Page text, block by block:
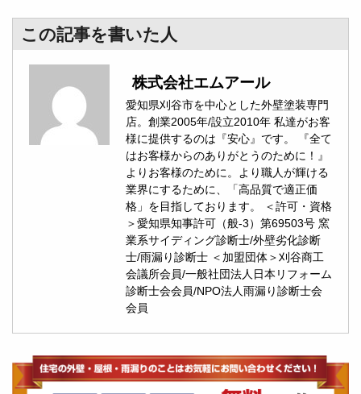
この記事を書いた人
株式会社エムアール
愛知県刈谷市を中心とした外壁塗装専門
店。創業2005年/設立2010年 私達がお客
様に提供するのは『安心』です。 『全て
はお客様からのありがとうのために！』
よりお客様のために。より職人が輝ける
業界にするために、「高品質で適正価
格」を目指しております。 ＜許可・資格
＞愛知県知事許可（般-3）第69503号 窯
業系サイディング診断士/外壁劣化診断
士/雨漏り診断士 ＜加盟団体＞刈谷商工
会議所会員/一般社団法人日本リフォーム
診断士会会員/NPO法人雨漏り診断士会
会員